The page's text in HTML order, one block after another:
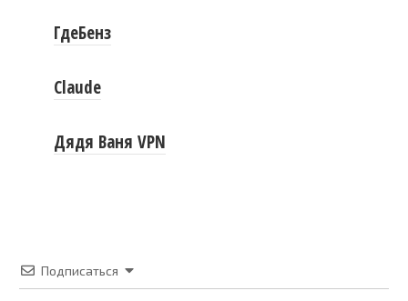
ГдеБенз
Claude
Дядя Ваня VPN
Подписаться